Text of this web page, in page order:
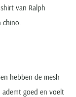
van Ralph
hebben de mesh
ademt goed en voelt